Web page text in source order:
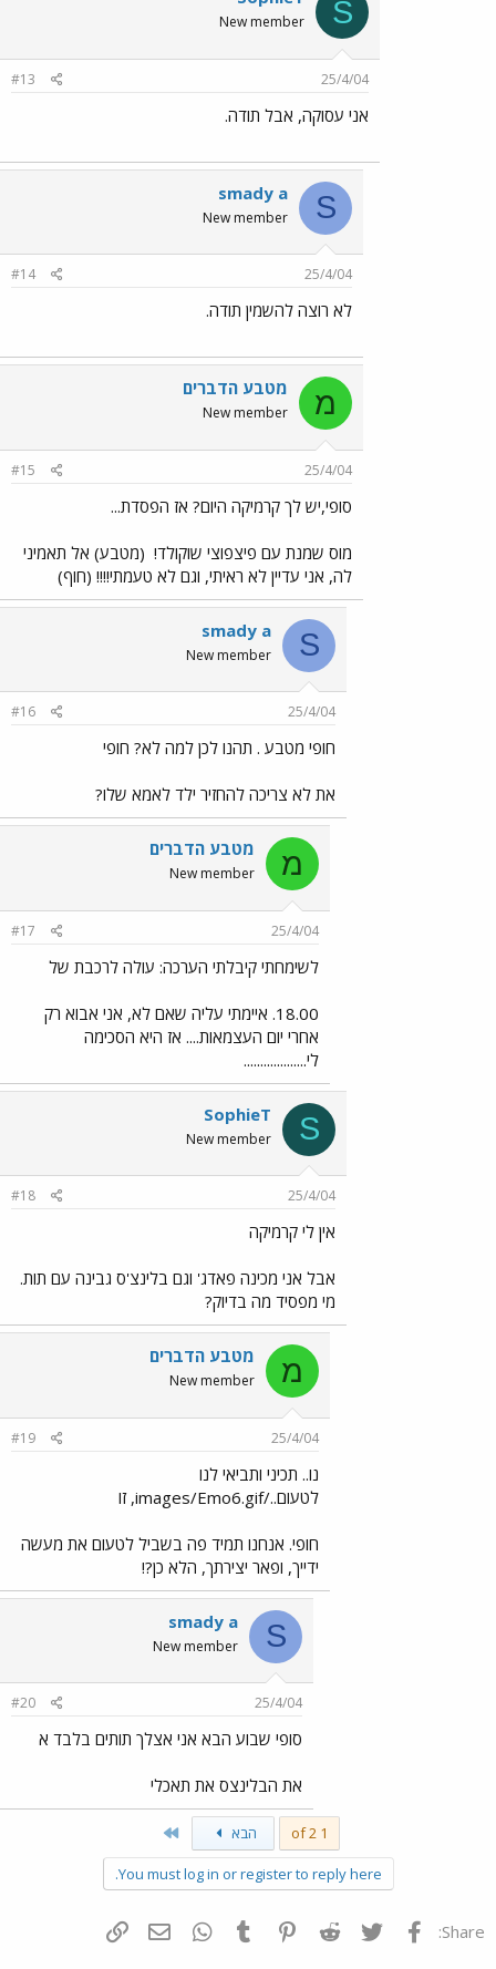
S
New member
25/4/04
#13
אני עסוקה, אבל תודה.
S
smady a
New member
25/4/04
#14
לא רוצה להשמין תודה.
מ מטבע הדברים
New member
25/4/04
#15
סופי,יש לך קרמיקה היום? אז הפסדת...
מוס שמנת עם פיצפוצי שוקולד! (מטבע) אל תאמיני
לה, אני עדיין לא ראיתי, וגם לא טעמתי!!!! (חוף)
S
smady a
New member
25/4/04
#16
חופי מטבע . תהנו לכן למה לא? חופי
את לא צריכה להחזיר ילד לאמא שלו?
מ מטבע הדברים
New member
25/4/04
#17
לשימחתי קיבלתי הערכה: עולה לרכבת של
18.00. איימתי עליה שאם לא, אני אבוא רק
אחרי יום העצמאות.... אז היא הסכימה
לי...................
S
SophieT
New member
25/4/04
#18
אין לי קרמיקה
אבל אני מכינה פאדג' וגם בלינצ'ס גבינה עם תות.
מי מפסיד מה בדיוק?
מ מטבע הדברים
New member
25/4/04
#19
נו.. תכיני ותביאי לנו
לטעום../images/Emo6.gif, זו
חופי. אנחנו תמיד פה בשביל לטעום את מעשה
ידייך, ופאר יצירתך, הלא כן?!
S
smady a
New member
25/4/04
#20
סופי שבוע הבא אני אצלך תותים בלבד א
את הבלינצס את תאכלי
1 of 2 הבא
You must log in or register to reply here.
Share: פייסבוק Twitter
Reddit
Pinterest
Tumblr
WhatsAppדואר אלקטרוני